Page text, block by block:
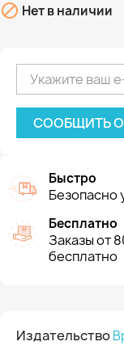
 Нет в наличии
СООБЩИТЬ
Быстро
Безопасно
Бесплатно
Заказы от
бесплатно
Издательство